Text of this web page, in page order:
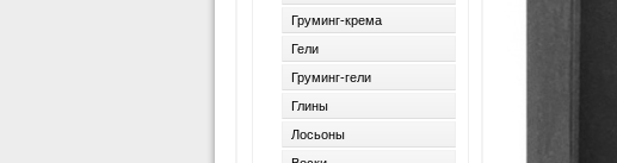
Груминг-крема
Гели
Груминг-гели
Глины
Лосьоны